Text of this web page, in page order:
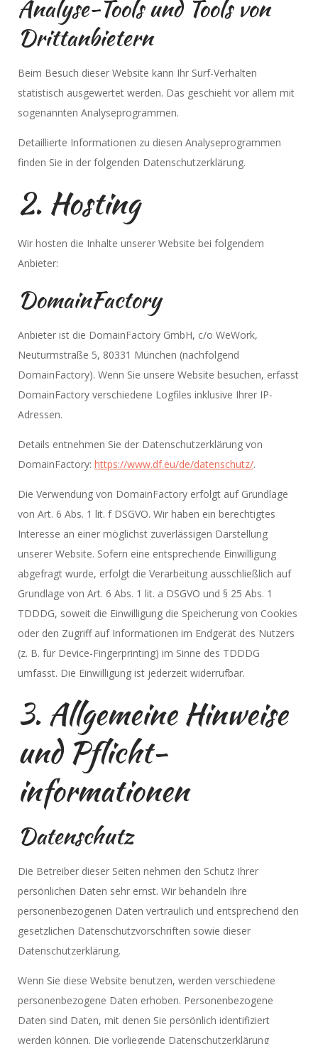
Analyse-Tools und Tools von
Dritt­anbietern
Beim Besuch dieser Website kann Ihr Surf-Verhalten
statistisch ausgewertet werden. Das geschieht vor allem mit
sogenannten Analyseprogrammen.
Detaillierte Informationen zu diesen Analyseprogrammen
finden Sie in der folgenden Datenschutzerklärung.
2. Hosting
Wir hosten die Inhalte unserer Website bei folgendem
Anbieter:
DomainFactory
Anbieter ist die DomainFactory GmbH, c/o WeWork,
Neuturmstraße 5, 80331 München (nachfolgend
DomainFactory). Wenn Sie unsere Website besuchen, erfasst
DomainFactory verschiedene Logfiles inklusive Ihrer IP-
Adressen.
Details entnehmen Sie der Datenschutzerklärung von
DomainFactory: https://www.df.eu/de/datenschutz/.
Die Verwendung von DomainFactory erfolgt auf Grundlage
von Art. 6 Abs. 1 lit. f DSGVO. Wir haben ein berechtigtes
Interesse an einer möglichst zuverlässigen Darstellung
unserer Website. Sofern eine entsprechende Einwilligung
abgefragt wurde, erfolgt die Verarbeitung ausschließlich auf
Grundlage von Art. 6 Abs. 1 lit. a DSGVO und § 25 Abs. 1
TDDDG, soweit die Einwilligung die Speicherung von Cookies
oder den Zugriff auf Informationen im Endgerät des Nutzers
(z. B. für Device-Fingerprinting) im Sinne des TDDDG
umfasst. Die Einwilligung ist jederzeit widerrufbar.
3. Allgemeine Hinweise
und Pflicht­
informationen
Datenschutz
Die Betreiber dieser Seiten nehmen den Schutz Ihrer
persönlichen Daten sehr ernst. Wir behandeln Ihre
personenbezogenen Daten vertraulich und entsprechend den
gesetzlichen Datenschutzvorschriften sowie dieser
Datenschutzerklärung.
Wenn Sie diese Website benutzen, werden verschiedene
personenbezogene Daten erhoben. Personenbezogene
Daten sind Daten, mit denen Sie persönlich identifiziert
werden können. Die vorliegende Datenschutzerklärung